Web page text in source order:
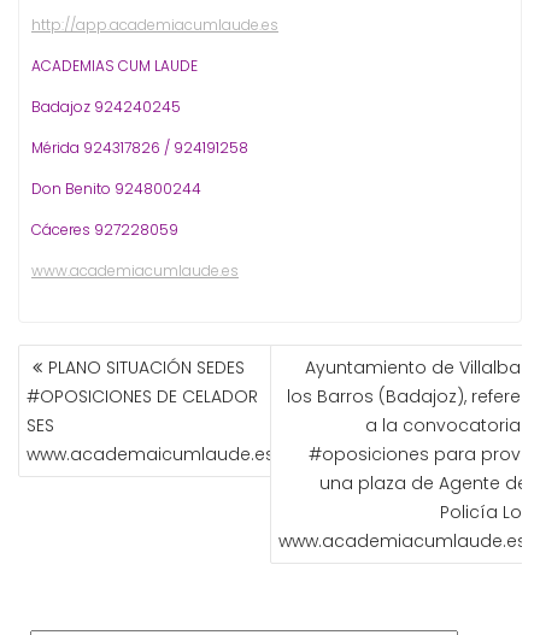
http://app.academiacumlaude.es
ACADEMIAS CUM LAUDE
Badajoz 924240245
Mérida 924317826 / 924191258
Don Benito 924800244
Cáceres 927228059
www.academiacumlaude.es
NAVEGACIÓN
DE
ENTRADAS
PLANO SITUACIÓN SEDES
#OPOSICIONES DE CELADOR
SES
www.academaicumlaude.es
Ayuntamiento de Villalba
los Barros (Badajoz),
a la convocatoria
#oposiciones para
una plaza de Agente de
Policía
www.academiacumlaude.es